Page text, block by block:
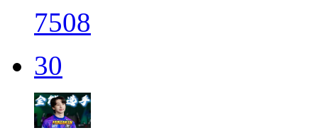
7508
30